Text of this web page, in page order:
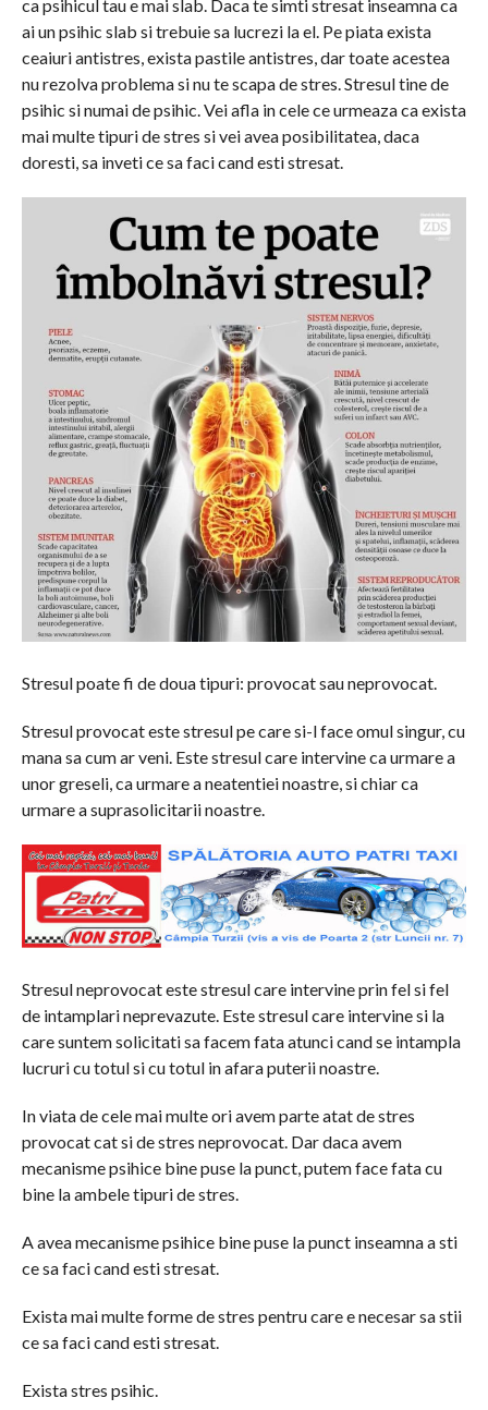
ca psihicul tau e mai slab. Daca te simti stresat inseamna ca
ai un psihic slab si trebuie sa lucrezi la el. Pe piata exista
ceaiuri antistres, exista pastile antistres, dar toate acestea
nu rezolva problema si nu te scapa de stres. Stresul tine de
psihic si numai de psihic. Vei afla in cele ce urmeaza ca exista
mai multe tipuri de stres si vei avea posibilitatea, daca
doresti, sa inveti ce sa faci cand esti stresat.
Stresul poate fi de doua tipuri: provocat sau neprovocat.
Stresul provocat este stresul pe care si-l face omul singur, cu
mana sa cum ar veni. Este stresul care intervine ca urmare a
unor greseli, ca urmare a neatentiei noastre, si chiar ca
urmare a suprasolicitarii noastre.
Stresul neprovocat este stresul care intervine prin fel si fel
de intamplari neprevazute. Este stresul care intervine si la
care suntem solicitati sa facem fata atunci cand se intampla
lucruri cu totul si cu totul in afara puterii noastre.
In viata de cele mai multe ori avem parte atat de stres
provocat cat si de stres neprovocat. Dar daca avem
mecanisme psihice bine puse la punct, putem face fata cu
bine la ambele tipuri de stres.
A avea mecanisme psihice bine puse la punct inseamna a sti
ce sa faci cand esti stresat.
Exista mai multe forme de stres pentru care e necesar sa stii
ce sa faci cand esti stresat.
Exista stres psihic.